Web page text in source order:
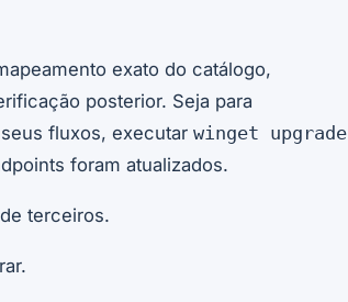
exato do catálogo,
posterior. Seja para
fluxos, executar winget upgrade
foram atualizados.
terceiros.